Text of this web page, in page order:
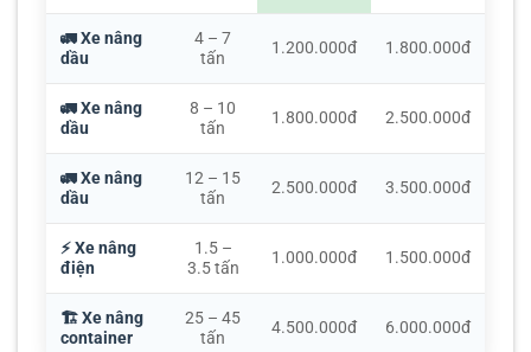
🚛 Xe nâng
dầu
4 – 7
tấn
1.200.000đ 1.800.000đ
🚛 Xe nâng
dầu
8 – 10
tấn
1.800.000đ 2.500.000đ
🚛 Xe nâng
dầu
12 – 15
tấn
2.500.000đ 3.500.000đ
⚡ Xe nâng
điện
1.5 –
3.5 tấn
1.000.000đ 1.500.000đ
🏗️ Xe nâng
container
25 – 45
tấn
4.500.000đ 6.000.000đ